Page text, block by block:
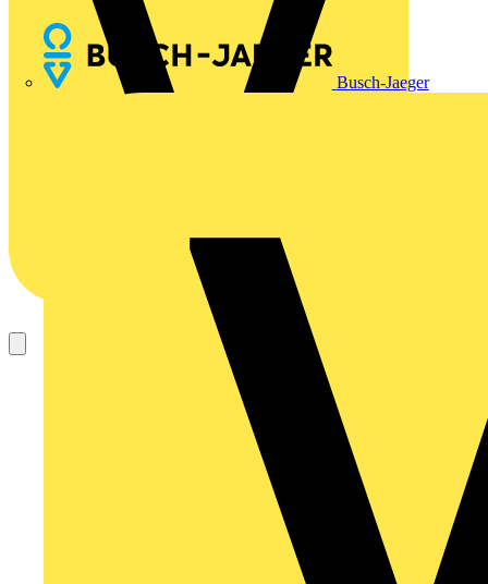
Busch-Jaeger